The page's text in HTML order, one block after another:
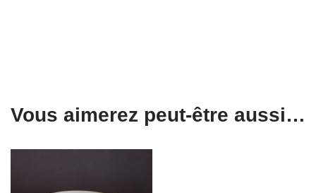
Vous aimerez peut-être aussi…